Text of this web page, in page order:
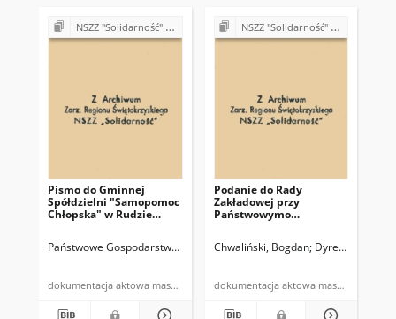
NSZZ "Solidarność" w Państwowym Gospodarstwie Ogrodniczym w Piekoszowie
Pismo do Gminnej
Spółdzielni "Samopomoc
Chłopska" w Rudzie
uboju
Państwowe Gospodarstwo Ogrodnicze w Piekoszowie
dokumentacja aktowa maszynopis
NSZZ "Solidarność" w Państwowym Gospodarstwie Ogrodniczym w Piekoszowie
Podanie do Rady
Zakładowej przy
Państwowymo
Piekoszowie w sprawie
pracownikowi
Chwaliński, Bogdan Dyrektor
dokumentacja aktowa maszynopis